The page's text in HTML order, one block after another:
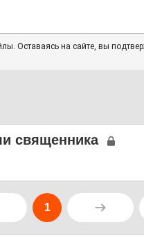
Оставаясь на сайте, вы
священника
1